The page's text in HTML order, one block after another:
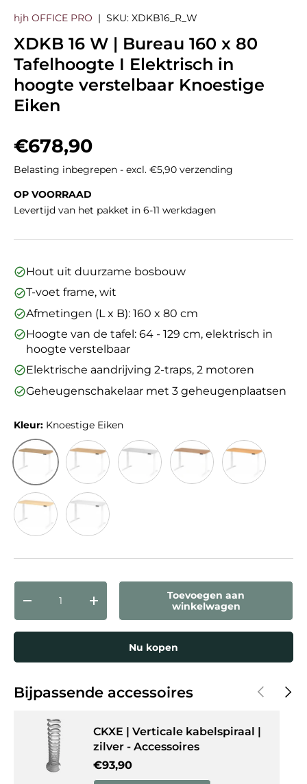
hjh OFFICE PRO | SKU: XDKB16_R_W
XDKB 16 W | Bureau 160 x 80
Tafelhoogte I Elektrisch in
hoogte verstelbaar Knoestige
Eiken
Reguliere prijs
€678,90
Belasting inbegrepen - excl. €5,90 verzending
OP VOORRAAD
Levertijd van het pakket in 6-11 werkdagen
Hout uit duurzame bosbouw
T-voet frame, wit
Afmetingen (L x B): 160 x 80 cm
Hoogte van de tafel: 64 - 129 cm, elektrisch in
hoogte verstelbaar
Elektrische aandrijving 2-traps, 2 motoren
Geheugenschakelaar met 3 geheugenplaatsen
Kleur: Knoestige Eiken
Knoestige Eiken
Eiken
Aantal
Verlaag de hoeveelheidVerhoog de hoeveelheid
Toevoegen aan
winkelwagen
Nu kopen
Bijpassende accessoires Vorige
CKXE | Verticale kabelspiraal |
zilver - Accessoires
Reguliere prijs
€93,90